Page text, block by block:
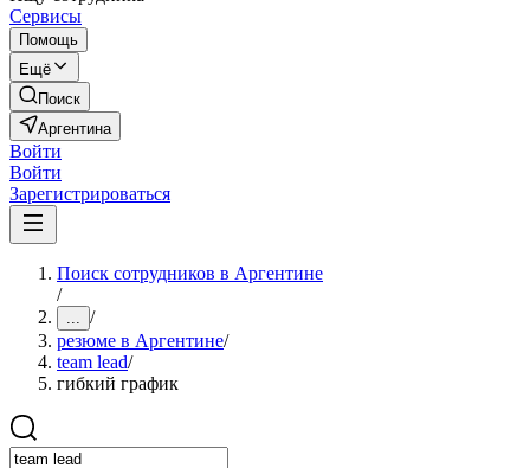
Сервисы
Помощь
Ещё
Поиск
Аргентина
Войти
Войти
Зарегистрироваться
Поиск сотрудников в Аргентине
/
... /
резюме в Аргентине/
team lead/
гибкий график